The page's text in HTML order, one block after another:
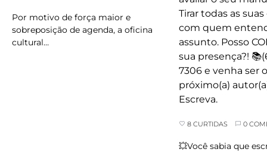
Por motivo de força maior e
sobreposição de agenda, a oficina
cultural…
8 CURTIDAS 0
💥Você sabia que